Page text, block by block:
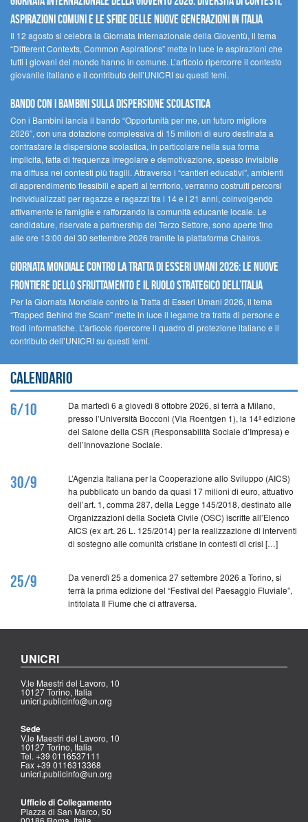
ASPIRAZIONI COMUNI E LE SFIDE DELLE NUOVE GENERAZIONI IN ITALIA
Il 12 agosto si celebra la Giornata Internazionale della Gioventù, il tema
“Different Contexts, Common Aspirations” mette in luce le aspirazioni che
tutti i giovani del mondo hanno in comune. L’articolo ripercorre il contesto
giovanile italiano e il contributo dell’UNICRI su questi temi.
Bando Con i Bambini sulla dispersione scolastica
Con i Bambini lancia il bando “Opportunità per me, un futuro migliore
2026”, con una dotazione complessiva di 15 milioni di euro destinata a
contrastare la dispersione scolastica, in particolare nella sua forma
implicita, fatta di frequenza irregolare e demotivazione, spesso invisibile
ma diffusa nei contesti più fragili. Attraverso i “cantieri educativi”, ambienti
di apprendimento flessibili e aperti al territorio, verranno costruiti percorsi
individualizzati per ragazze e ragazzi tra i 14 e i 21 anni, coinvolgendo
attivamente le famiglie e rafforzando la comunità educante locale. Le
candidature, riservate a partnership del Terzo Settore, sono aperte fino
alle ore 13:00 del 30 settembre 2026 tramite la piattaforma Chàiros.
GIORNATA MONDIALE CONTRO LA TRATTA DI ESSERI UMANI 2026: LE NUOVE
FRONTIERE DELLO SFRUTTAMENTO E IL RUOLO STRATEGICO DELL’ITALIA
Per la Giornata Mondiale contro la Tratta di Esseri Umani 2026, il tema
“Trapped Behind the Scam” mette in luce il legame tra tratta di persone e
frodi informatiche. L’articolo ripercorre il quadro di protezione italiano e il
contributo dell’UNICRI su questi temi.
Calendario
6/10
Da martedì 6 a giovedì 8 ottobre 2026, si terrà a Milano,
presso l’Università Bocconi (Via Roentgen 1), la 14ª edizione
del Salone della CSR (Responsabilità Sociale d’Impresa) e
dell’Innovazione Sociale.
30/9
L’Agenzia Italiana per la Cooperazione allo Sviluppo (AICS)
ha pubblicato un bando da quasi 17 milioni di euro, attuativo
dell’art. 1, comma 287, della Legge 145/2018, destinato alle
Organizzazioni della Società Civile (OSC) iscritte all’Elenco
AICS (ex art. 26 L. 125/2014) per la realizzazione di interventi
di sostegno alle comunità cristiane in contesti di crisi […]
25/9
Da venerdì 25 a domenica 27 settembre 2026 a Torino, si
terrà la prima edizione del “Festival del Paesaggio Fluviale”,
intitolata Il Fiume che ci attraversa.
UNICRI
V.le Maestri del Lavoro, 10
10127 Torino, Italia
unicri.publicinfo@un.org
Sede
V.le Maestri del Lavoro, 10
10127 Torino, Italia
Tel. +39 0116537111
Fax +39 0116313368
unicri.publicinfo@un.org
Ufficio di Collegamento
Piazza di San Marco, 50